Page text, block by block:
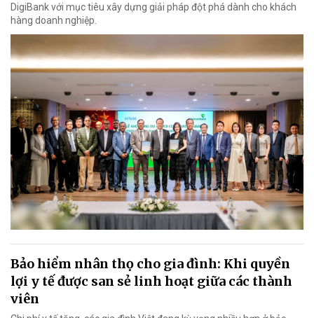
DigiBank với mục tiêu xây dựng giải pháp đột phá dành cho khách
hàng doanh nghiệp.
Bảo hiểm nhân thọ cho gia đình: Khi quyền
lợi y tế được san sẻ linh hoạt giữa các thành
viên